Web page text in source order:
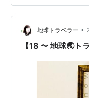
こり系の話題や私の
アルな呟きも楽しま
facebookやインスタ
日本女性🇯🇵の多い
地球トラベラー •
【18 〜 地球🌏